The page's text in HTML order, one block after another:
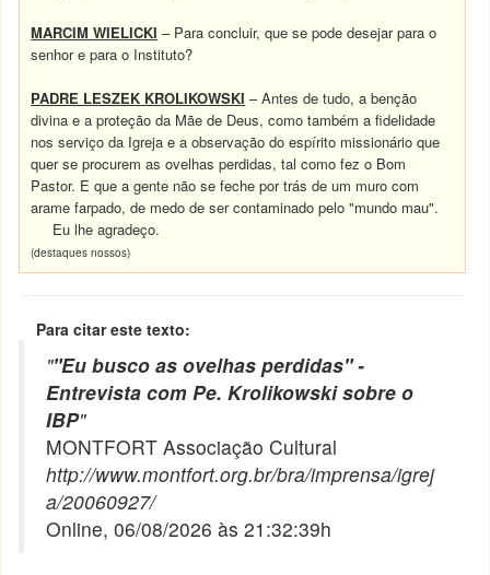
MARCIM WIELICKI – Para concluir, que se pode desejar para o
senhor e para o Instituto?
PADRE LESZEK KROLIKOWSKI – Antes de tudo, a benção
divina e a proteção da Mãe de Deus, como também a fidelidade
nos serviço da Igreja e a observação do espírito missionário que
quer se procurem as ovelhas perdidas, tal como fez o Bom
Pastor. E que a gente não se feche por trás de um muro com
arame farpado, de medo de ser contaminado pelo "mundo mau".
Eu lhe agradeço.
(destaques nossos)
Para citar este texto:
""Eu busco as ovelhas perdidas" -
Entrevista com Pe. Krolikowski sobre o
IBP"
MONTFORT Associação Cultural
http://www.montfort.org.br/bra/imprensa/igrej
a/20060927/
Online, 06/08/2026 às 21:32:39h